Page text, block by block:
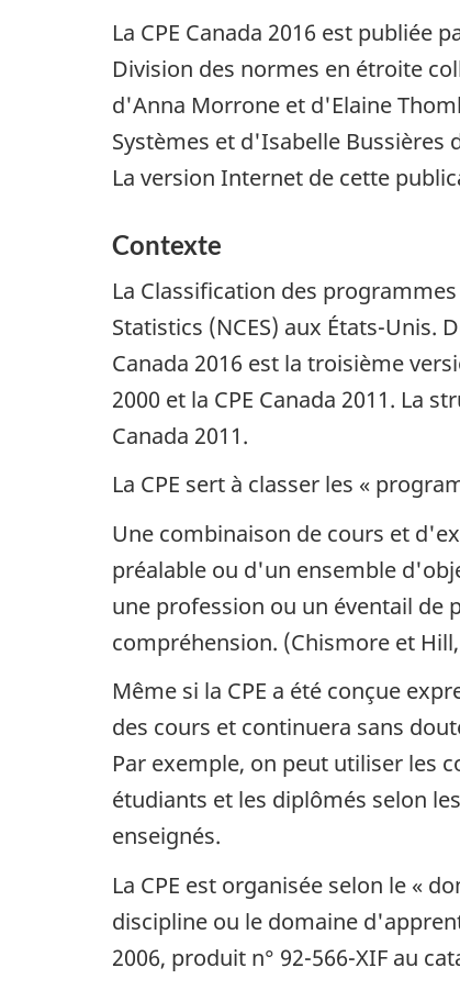
La CPE Canada 2016 est publiée
Division des normes en étroite
d'Anna Morrone et d'Elaine
Systèmes et d'Isabelle Bussières
La version Internet de cette
Contexte
La Classification des
Statistics (NCES) aux États-Unis.
Canada 2016 est la troisième
2000 et la CPE Canada 2011. La
Canada 2011.
La CPE sert à classer les «
Une combinaison de cours et
préalable ou d'un ensemble
une profession ou un éventail de
compréhension. (Chismore et
Même si la CPE a été conçue
des cours et continuera sans
Par exemple, on peut utiliser les
étudiants et les diplômés selon
enseignés.
La CPE est organisée selon le «
discipline ou le domaine
2006, produit n° 92-566-XIF au